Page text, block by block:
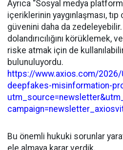
Ayrıca “Sosyal medya
içeriklerinin yaygınlaşması,
güvenini daha da
dolandırıcılığını körüklemek,
riske atmak için de
bulunuluyordu.
https://www.axios.com/
deepfakes-misinformation-
Bu önemli hukuki sorunlar
ele almaya karar verdik.